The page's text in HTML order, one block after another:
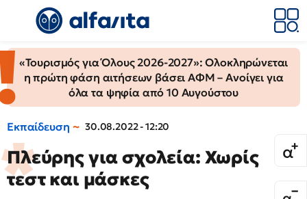
«Τουρισμός για Όλους 2026-2027»: Ολοκληρώνεται
η πρώτη φάση αιτήσεων βάσει ΑΦΜ – Ανοίγει για
όλα τα ψηφία από 10 Αυγούστου
Εκπαίδευση 30.08.2022 - 12:20
Πλεύρης για σχολεία: Χωρίς
τεστ και μάσκες